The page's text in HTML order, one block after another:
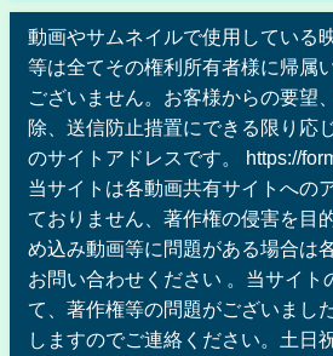
動画やサムネイルで使用している
等は全てその権利所有者様に帰属
ございません。お客様からの要望
除、送信防止措置にできる限り応
のサイトアドレスです。 https://
当サイトは各動画共有サイトへの
ておりません、著作権の侵害を目
め込み動画等に問題がある場合は
お問い合わせください 。当サイト
て、著作権等の問題がございまし
しますのでご連絡ください。土日